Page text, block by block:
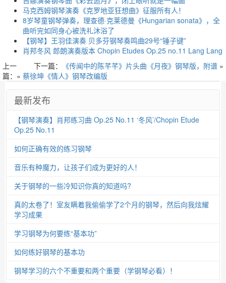
马克西姆钢琴演奏《克罗地亚狂想曲》征服所有人！
8岁琴童钢琴弹奏，理查德·克莱德曼《Hungarian sonata》，全
曲听完如同身心被洗礼沐浴了
【钢琴】王羽佳演奏 贝多芬钢琴奏鸣曲29号“锤子键”
肖邦冬风 郎朗演奏版本 Chopin Etudes Op.25 no.11 Lang Lang
下一篇：
《传闻中的陈芊芊》片头曲《月夜》钢琴版，附谱 »
上一
篇：« 蔡徐坤《情人》钢琴改编版
最新发布
【钢琴演奏】肖邦练习曲 Op.25 No.11 ‘冬风’/Chopin Etude
Op.25 No.11
如何正确有效的练习钢琴
音乐有种魔力，让孩子们成为更好的人！
关于钢琴的一些冷知识你真的知道吗?
真的太卷了！室友瞒着我偷偷学了2个月的钢琴，然后向我炫耀
学习成果
学习钢琴为何要练“基本功”
如何练好钢琴的基本功
钢琴学习的六个不重要和两个重要（学钢琴必看）！